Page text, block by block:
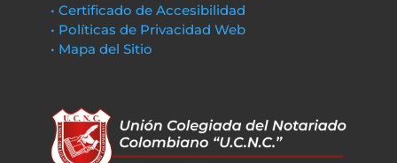
• Certificado de Accesibilidad
• Políticas de Privacidad Web
• Mapa del Sitio